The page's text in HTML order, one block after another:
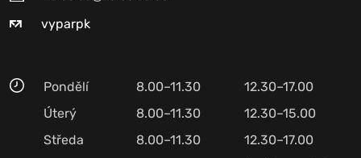
vyparpk
Pondělí 8.00–11.30
12.30–17.00
Úterý
8.00–11.30
12.30–15.00
Středa
8.00–11.30 12.30–17.00